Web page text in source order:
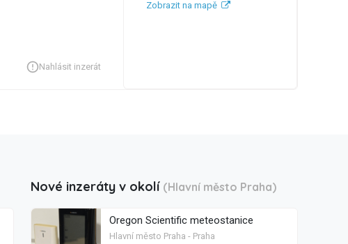
Nahlásit inzerát
Zobrazit na mapě
Nové inzeráty v okolí (Hlavní město Praha)
Oregon Scientific meteostanice
Hlavní město Praha - Praha